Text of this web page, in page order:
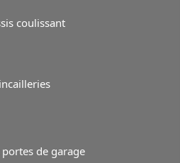
coulissant
de garage